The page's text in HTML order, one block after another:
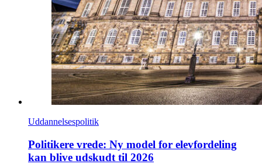
Uddannelsespolitik
Politikere vrede: Ny model for elevfordeling
kan blive udskudt til 2026